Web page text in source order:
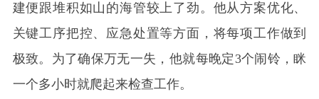
建便跟堆积如山的海管较上了劲。他从方案优化、
关键工序把控、应急处置等方面，将每项工作做到
极致。为了确保万无一失，他就每晚定3个闹铃，眯
一个多小时就爬起来检查工作。